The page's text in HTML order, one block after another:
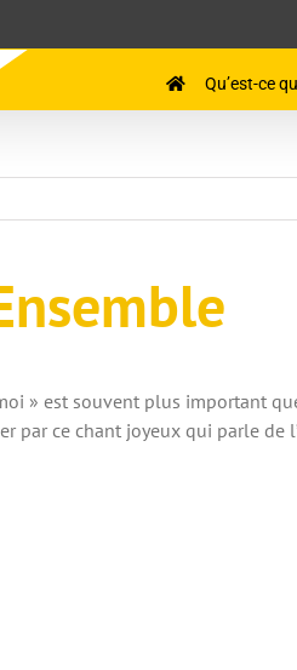
Qu’est-ce
» est souvent plus important
par ce chant joyeux qui parle de